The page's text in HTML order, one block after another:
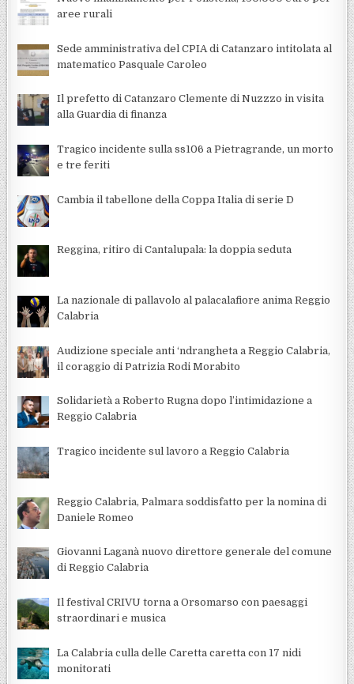
aree rurali
Sede amministrativa del CPIA di Catanzaro intitolata al
matematico Pasquale Caroleo
Il prefetto di Catanzaro Clemente di Nuzzzo in visita
alla Guardia di finanza
Tragico incidente sulla ss106 a Pietragrande, un morto
e tre feriti
Cambia il tabellone della Coppa Italia di serie D
Reggina, ritiro di Cantalupala: la doppia seduta
La nazionale di pallavolo al palacalafiore anima Reggio
Calabria
Audizione speciale anti ‘ndrangheta a Reggio Calabria,
il coraggio di Patrizia Rodi Morabito
Solidarietà a Roberto Rugna dopo l’intimidazione a
Reggio Calabria
Tragico incidente sul lavoro a Reggio Calabria
Reggio Calabria, Palmara soddisfatto per la nomina di
Daniele Romeo
Giovanni Laganà nuovo direttore generale del comune
di Reggio Calabria
Il festival CRIVU torna a Orsomarso con paesaggi
straordinari e musica
La Calabria culla delle Caretta caretta con 17 nidi
monitorati